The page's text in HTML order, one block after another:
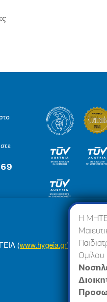
Η
Ομίλου
(www.hygeia.gr), ώστε να